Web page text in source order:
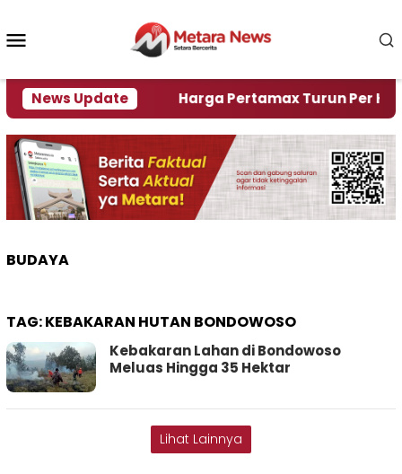
konten
News Update
Krisi Air Harga Pertamax Turun Per Hari Ini,
BUDAYA
TAG:KEBAKARAN HUTAN BONDOWOSO
Kebakaran Lahan di Bondowoso
Meluas Hingga 35 Hektar
Lihat Lainnya